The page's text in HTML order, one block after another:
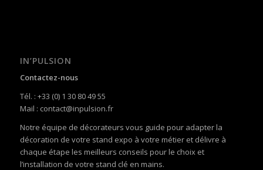
IN’PULSION
Contactez-nous
Tél. : +33 (0) 1 30 80 49 55
Mail : contact@inpulsion.fr
Notre équipe de décorateurs vous guide pour adapter la
décoration de votre stand expo à votre métier et délivre à
chaque étape les meilleurs conseils pour le choix et
l’installation de votre stand clé en mains.